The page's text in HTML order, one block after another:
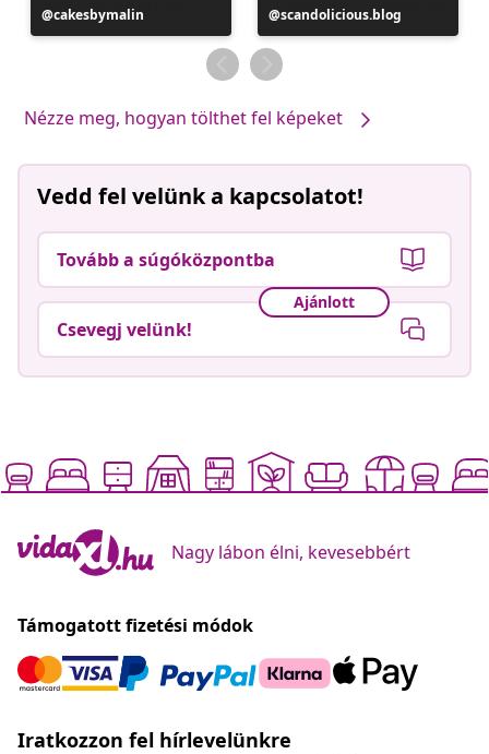
Bejegyzés
közzétevője
cakesbymalin
Bejegyzés
közzétevője
scandolicious.blog
Nézze meg, hogyan tölthet fel képeket
Vedd fel velünk a kapcsolatot!
Tovább a súgóközpontba
Ajánlott
Csevegj velünk!
Nagy lábon élni, kevesebbért
Támogatott fizetési módok
Iratkozzon fel hírlevelünkre